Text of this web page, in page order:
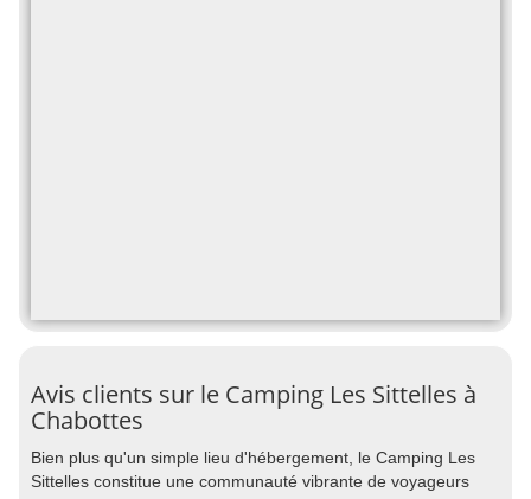
Avis clients sur le Camping Les Sittelles à
Chabottes
Bien plus qu'un simple lieu d'hébergement, le Camping Les
Sittelles constitue une communauté vibrante de voyageurs